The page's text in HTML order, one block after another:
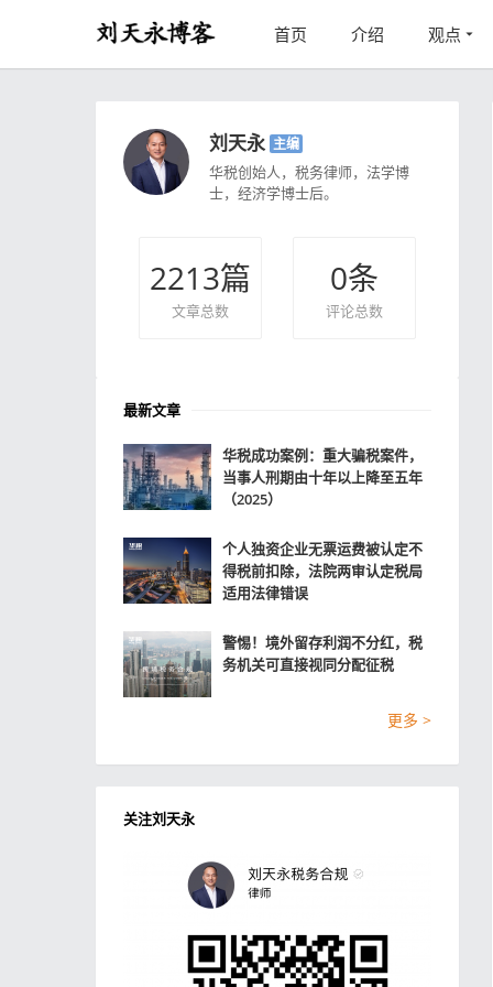
首页 介绍 观点
刘天永 主编
华税创始人，税务律师，法学博
士，经济学博士后。
2213篇
文章总数
0条
评论总数
最新文章
华税成功案例：重大骗税案件，
当事人刑期由十年以上降至五年
（2025）
个人独资企业无票运费被认定不
得税前扣除，法院两审认定税局
适用法律错误
警惕！境外留存利润不分红，税
务机关可直接视同分配征税
更多 >
关注刘天永